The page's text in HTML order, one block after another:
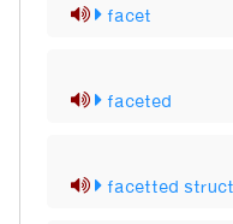
facet
faceted
facetted